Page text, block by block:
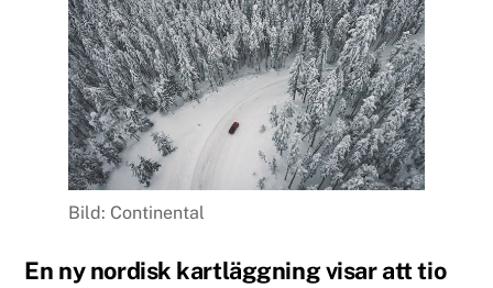
Bild: Continental
En ny nordisk kartläggning visar att tio